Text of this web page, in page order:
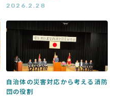
2026.2.28
自治体の災害対応から考える消防
団の役割